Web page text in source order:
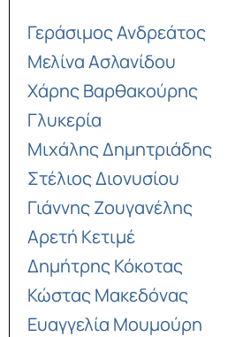
Γεράσιμος Ανδρεάτος
Μελίνα Ασλανίδου
Χάρης Βαρθακούρης
Γλυκερία
Μιχάλης Δημητριάδης
Στέλιος Διονυσίου
Γιάννης Ζουγανέλης
Αρετή Κετιμέ
Δημήτρης Κόκοτας
Κώστας Μακεδόνας
Ευαγγελία Μουμούρη